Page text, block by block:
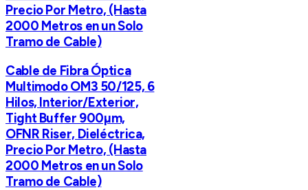
Precio Por Metro, (Hasta
2000 Metros en un Solo
Tramo de Cable)
Cable de Fibra Óptica
Multimodo OM3 50/125, 6
Hilos, Interior/Exterior,
Tight Buffer 900µm,
OFNR Riser, Dieléctrica,
Precio Por Metro, (Hasta
2000 Metros en un Solo
Tramo de Cable)